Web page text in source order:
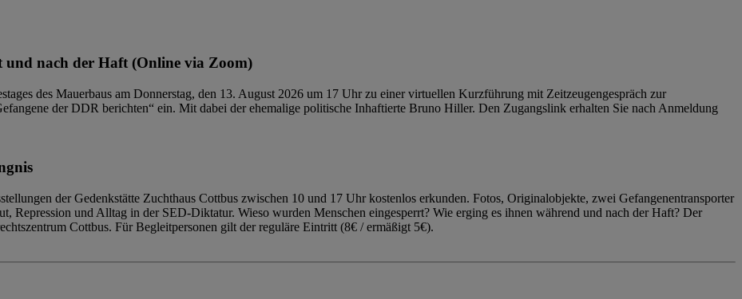
nach der Haft (Online via Zoom)
des Mauerbaus am Donnerstag, den 13. August 2026 um 17 Uhr zu einer virtuellen Kurzführung mit Zeitzeugengespräch zur
der DDR berichten“ ein. Mit dabei der ehemalige politische Inhaftierte Bruno Hiller. Den Zugangslink erhalten Sie nach Anmeldung
der Gedenkstätte Zuchthaus Cottbus zwischen 10 und 17 Uhr kostenlos erkunden. Fotos, Originalobjekte, zwei Gefangenentransporter
Repression und Alltag in der SED-Diktatur. Wieso wurden Menschen eingesperrt? Wie erging es ihnen während und nach der Haft? Der
Cottbus. Für Begleitpersonen gilt der reguläre Eintritt (8€ / ermäßigt 5€).